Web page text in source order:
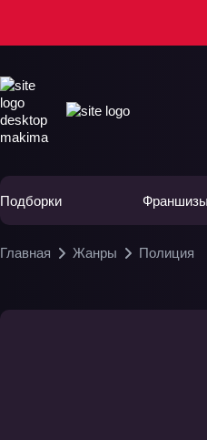
Подборки Франшизы
Главная Жанры Полиция